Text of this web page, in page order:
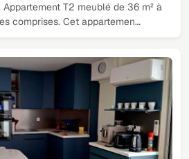
T2 meublé de 36 m² à
comprises. Cet appartemen…